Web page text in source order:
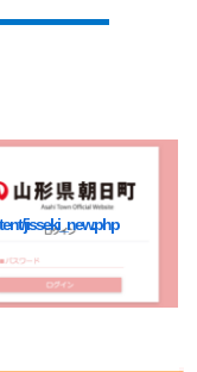
jisseki_new.php